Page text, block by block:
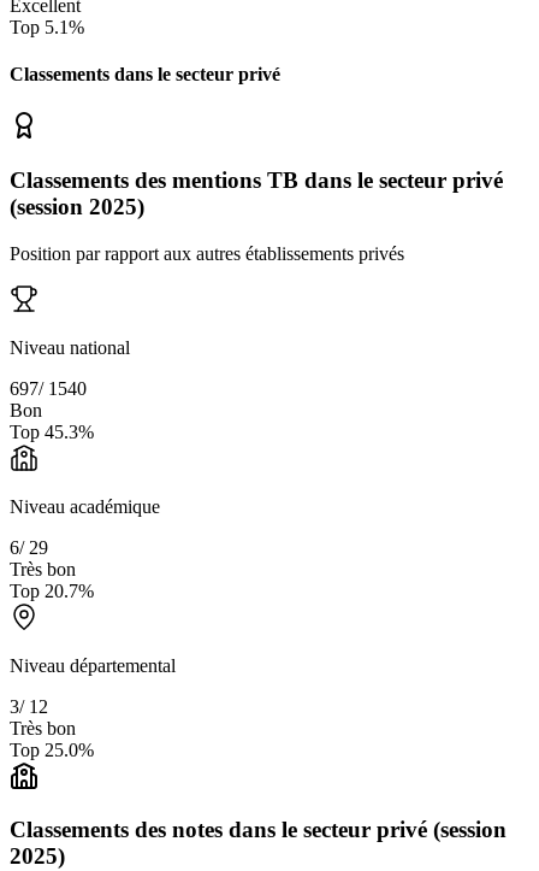
Excellent
Top 5.1%
Classements dans le secteur privé
Classements des mentions TB dans le secteur privé
(session 2025)
Position par rapport aux autres établissements privés
Niveau national
697/ 1540
Bon
Top 45.3%
Niveau académique
6/ 29
Très bon
Top 20.7%
Niveau départemental
3/ 12
Très bon
Top 25.0%
Classements des notes dans le secteur privé (session
2025)